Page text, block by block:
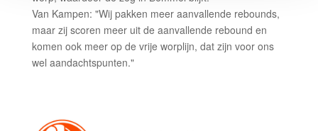
Van Kampen: "Wij pakken meer aanvallende rebounds,
maar zij scoren meer uit de aanvallende rebound en
komen ook meer op de vrije worplijn, dat zijn voor ons
wel aandachtspunten."